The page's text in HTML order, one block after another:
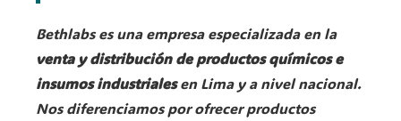
Bethlabs es una empresa especializada en la
venta y distribución de productos químicos e
insumos industrialesen Lima y a nivel nacional.
Nos diferenciamos por ofrecer productos